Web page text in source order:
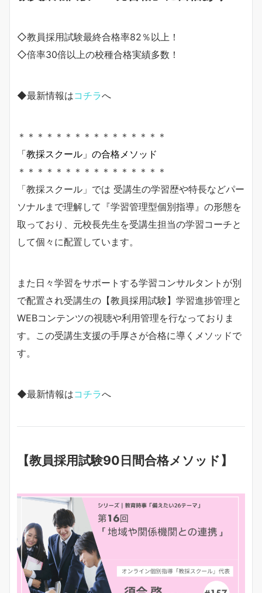
◇教員採用試験最終合格率82％以上！
◇倍率30倍以上の校種合格実績多数！
◆最新情報はコチラへ
＊＊＊＊＊＊＊＊＊＊＊＊＊＊＊＊
「教採スクール」の合格メソッド
＊＊＊＊＊＊＊＊＊＊＊＊＊＊＊＊
「教採スクール」では 受講生の学習歴や特長などパー
ソナルまで理解して『学習管理型個別指導』の形態を
取っており、元校長先生を受講生担当の学習コーチと
して個々に配置しています。
また日々学習をサポートする学習コンサルタントが別
で配置され受講生の【教員採用試験】学習進捗管理と
WEBコンテンツの視聴や利用管理を行なっておりま
す。この受講生支援の手厚さが合格に導くメソッドで
す。
◆最新情報はコチラへ
【教員採用試験90日間合格メソッド】